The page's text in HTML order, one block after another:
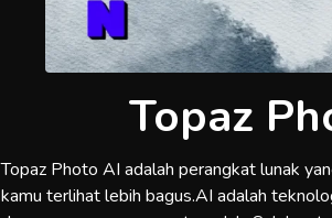
Topaz
Topaz Photo AI adalah perangkat lunak
kamu terlihat lebih bagus.AI adalah